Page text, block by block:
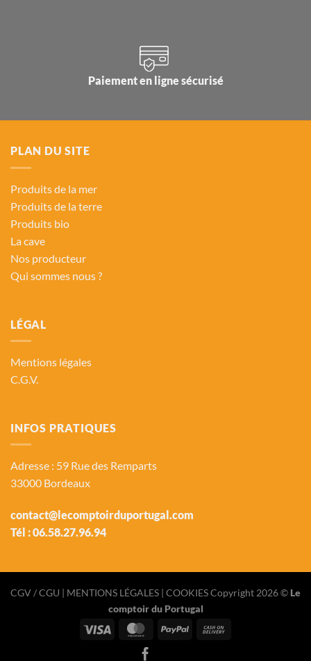
Paiement en ligne sécurisé
PLAN DU SITE
Produits de la mer
Produits de la terre
Produits bio
La cave
Nos producteur
Qui sommes nous ?
LÉGAL
Mentions légales
C.G.V.
INFOS PRATIQUES
Adresse : 59 Rue des Remparts
33000 Bordeaux
contact@lecomptoirduportugal.com
Tél :06.58.27.96.94
CGV / CGU | MENTIONS LÉGALES | COOKIESCopyright 2026 © Le
comptoir du Portugal